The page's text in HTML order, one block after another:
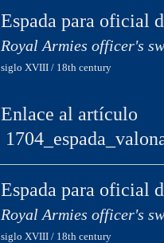
Espada para oficial
Royal Armies officer's
siglo XVIII / 18th century
Enlace al artículo
Espada para oficial
Royal Armies officer's
siglo XVIII / 18th century